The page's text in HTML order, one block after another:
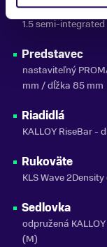
Hlav.zloženie
1.5 semi-integrated
Predstavec
nastaviteľný
mm / dĺžka 85 mm
Riadidlá
KALLOY RiseBar -
Rukoväte
KLS Wave
Sedlovka
odpružená
(M)